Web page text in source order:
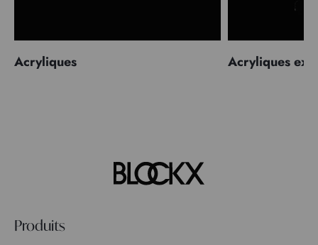
Acryliques Acryliques
Produits